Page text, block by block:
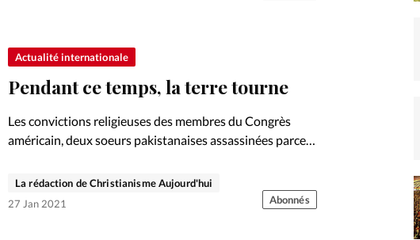
Emploi
Actualité internationale
Pendant ce temps, la terre tourne
Les convictions religieuses des membres du Congrès
américain, deux soeurs pakistanaises assassinées parce
vertu de la norme pénale anti-homophobie... L'actualité
en bref.
La rédaction de Christianisme Aujourd'hui
27 Jan 2021
Abonnés